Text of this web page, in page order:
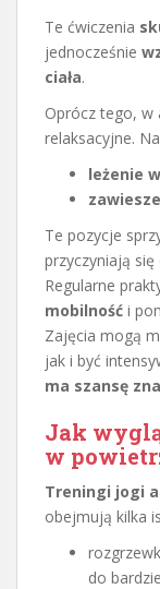
Te ćwiczenia
jednocześnie
ciała.
Oprócz tego, w
relaksacyjne.
leżenie
Te pozycje
przyczyniają się
Regularne
mobilność i
Zajęcia mogą
jak i być
ma szansę
Jak
w
Treningi jogi
obejmują kilka
do